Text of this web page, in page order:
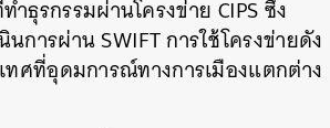
รกรรมผ่านโครงข่าย CIPS ซึ่ง
ารผ่าน SWIFT การใช้โครงข่ายดัง
ทศที่อุดมการณ์ทางการเมืองแตกต่าง